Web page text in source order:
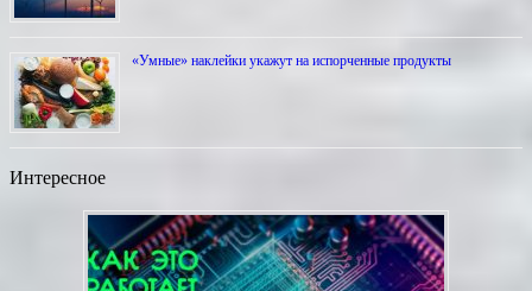
«Умные» наклейки укажут на испорченные продукты
Интересное